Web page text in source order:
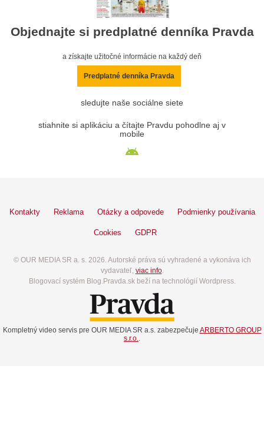
Objednajte si predplatné denníka Pravda
a získajte užitočné informácie na každý deň
Predplatné denníka Pravda
sledujte naše sociálne siete
stiahnite si aplikáciu a čítajte Pravdu pohodlne aj v
mobile
Kontakty Reklama Otázky a odpovede Podmienky používania
Cookies GDPR
© OUR MEDIA SR a. s. 2026. Autorské práva sú vyhradené a vykonáva ich
vydavateľ, viac info.
Blogovací systém Blog.Pravda.sk beží na technológií Wordpress.
Kompletný video servis pre OUR MEDIA SR a.s. zabezpečuje ARBERTO GROUP
s.r.o.